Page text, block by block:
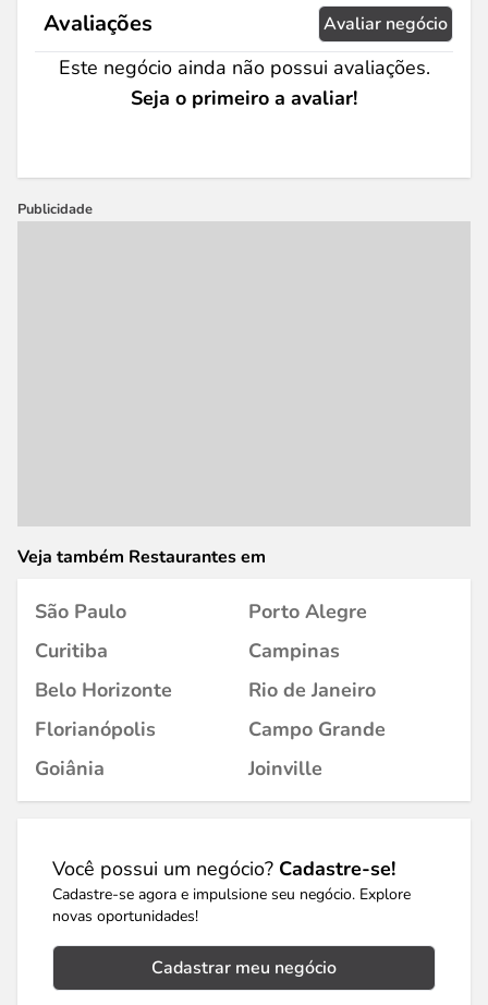
Avaliações Avaliar negócio
Este negócio ainda não possui avaliações.
Seja o primeiro a avaliar!
Publicidade
Veja também Restaurantes em
São Paulo
Porto Alegre
Curitiba
Campinas
Belo Horizonte
Rio de Janeiro
Florianópolis
Campo Grande
Goiânia
Joinville
Você possui um negócio? Cadastre-se!
Cadastre-se agora e impulsione seu negócio. Explore
novas oportunidades!
Cadastrar meu negócio